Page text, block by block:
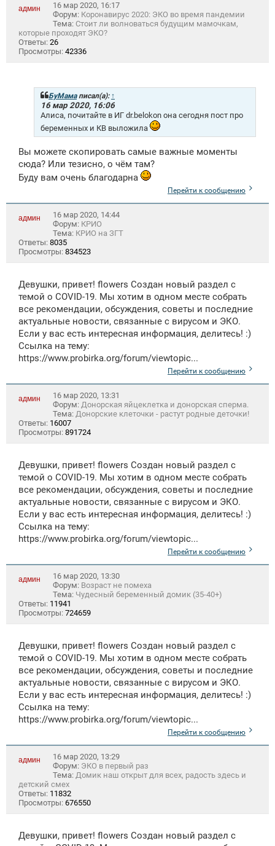
админ
16 мар 2020, 16:17
Форум: Коронавирус 2020: ЭКО во время пандемии
Тема: Стоит ли волноваться будущим мамочкам,
которые проходят ЭКО?
Ответы: 26
Просмотры: 42336
БуМамаписал(а): ↑
16 мар 2020, 16:06
Алиса, почитайте в ИГ dr.belokon она сегодня пост про
беременных и КВ выложила
Вы можете скопировать самые важные моменты
сюда? Или тезисно, о чём там?
Буду вам очень благодарна
Перейти к сообщению
админ
16 мар 2020, 14:44
Форум: КРИО
Тема: КРИО на ЗГТ
Ответы: 8035
Просмотры: 834523
Девушки, привет! flowers Создан новый раздел с
темой о COVID-19. Мы хотим в одном месте собрать
все рекомендации, обсуждения, советы и последние
актуальные новости, связанные с вирусом и ЭКО.
Если у вас есть интересная информация, делитесь! :)
Ссылка на тему:
https://www.probirka.org/forum/viewtopic...
Перейти к сообщению
админ
16 мар 2020, 13:31
Форум: Донорская яйцеклетка и донорская сперма.
Тема: Донорские клеточки - растут родные деточки!
Ответы: 16007
Просмотры: 891724
Девушки, привет! flowers Создан новый раздел с
темой о COVID-19. Мы хотим в одном месте собрать
все рекомендации, обсуждения, советы и последние
актуальные новости, связанные с вирусом и ЭКО.
Если у вас есть интересная информация, делитесь! :)
Ссылка на тему:
https://www.probirka.org/forum/viewtopic...
Перейти к сообщению
админ
16 мар 2020, 13:30
Форум: Возраст не помеха
Тема: Чудесный беременный домик (35-40+)
Ответы: 11941
Просмотры: 724659
Девушки, привет! flowers Создан новый раздел с
темой о COVID-19. Мы хотим в одном месте собрать
все рекомендации, обсуждения, советы и последние
актуальные новости, связанные с вирусом и ЭКО.
Если у вас есть интересная информация, делитесь! :)
Ссылка на тему:
https://www.probirka.org/forum/viewtopic...
Перейти к сообщению
админ
16 мар 2020, 13:29
Форум: ЭКО в первый раз
Тема: Домик наш открыт для всех, радость здесь и
детский смех
Ответы: 11832
Просмотры: 676550
Девушки, привет! flowers Создан новый раздел с